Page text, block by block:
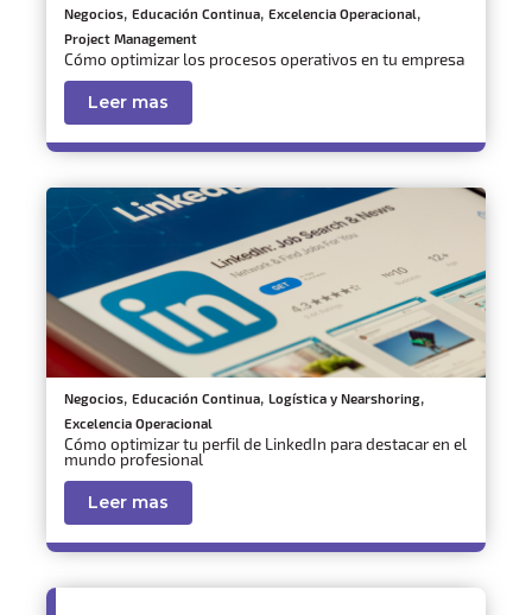
Negocios, Educación Continua, Excelencia Operacional,
Project Management
Cómo optimizar los procesos operativos en tu empresa
Leer mas
Negocios, Educación Continua, Logística y Nearshoring,
Excelencia Operacional
Cómo optimizar tu perfil de LinkedIn para destacar en el
mundo profesional
Leer mas